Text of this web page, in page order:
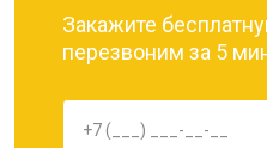
Закажите
перезвоним за 5